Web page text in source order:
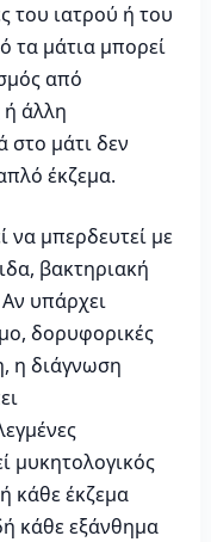
του ιατρού ή του
τα μάτια μπορεί
από
ή άλλη
στο μάτι δεν
έκζεμα.
να μπερδευτεί με
βακτηριακή
υπάρχει
δορυφορικές
η διάγνωση
μυκητολογικός
κάθε έκζεμα
κάθε εξάνθημα